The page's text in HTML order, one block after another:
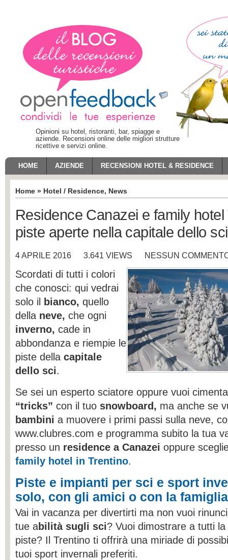
Opinioni su hotel, ristoranti, bar, spiagge e
aziende. Recensioni online delle migliori strutture
ricettive e servizi online.
HOME AZIENDE RECENSIONI HOTEL & RESIDENCE
Home » Hotel / Residence, News
Residence Canazei e family hotel
piste aperte nella capitale dello sci
4 APRILE 2016 3.641 VIEWS NESSUN
Scordati di tutti i colori
che conosci: qui vedrai
solo il
bianco, quello
della neve, che ogni
inverno, cade in
abbondanza e riempie le
piste della capitale
dello sci.
Se sei un esperto sciatore oppure vuoi
“tricks” con il tuo snowboard, ma anche se
bambini a muovere i primi passi sulla neve,
www.clubres.com e programma subito la tua
presso un residence a Canazei oppure
family hotel in Trentino.
Piste e impianti per sci e sport
solo, con gli amici o con la famiglia
Vai in vacanza per divertirti ma non vuoi
tue abilità sugli sci? Vuoi dimostrare a tutti
piste? Il Trentino ti offrirà una miriade di
tuoi sport invernali preferiti.